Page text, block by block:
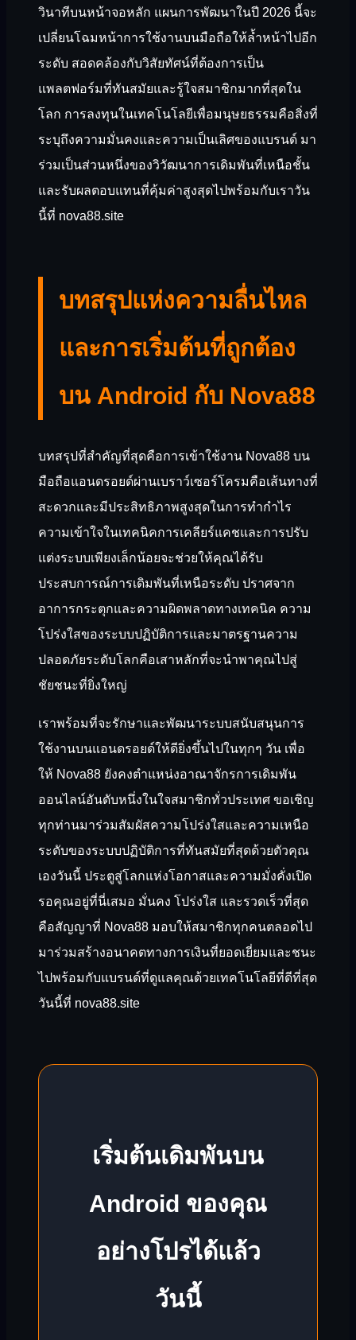
วินาทีบนหน้าจอหลัก แผนการพัฒนาในปี 2026 นี้จะ
เปลี่ยนโฉมหน้าการใช้งานบนมือถือให้ล้ำหน้าไปอีก
ระดับ สอดคล้องกับวิสัยทัศน์ที่ต้องการเป็น
แพลตฟอร์มที่ทันสมัยและรู้ใจสมาชิกมากที่สุดใน
โลก การลงทุนในเทคโนโลยีเพื่อมนุษยธรรมคือสิ่งที่
ระบุถึงความมั่นคงและความเป็นเลิศของแบรนด์ มา
ร่วมเป็นส่วนหนึ่งของวิวัฒนาการเดิมพันที่เหนือชั้น
และรับผลตอบแทนที่คุ้มค่าสูงสุดไปพร้อมกับเราวัน
นี้ที่ nova88.site
บทสรุปแห่งความลื่นไหล
และการเริ่มต้นที่ถูกต้อง
บน Android กับ Nova88
บทสรุปที่สำคัญที่สุดคือการเข้าใช้งาน Nova88 บน
มือถือแอนดรอยด์ผ่านเบราว์เซอร์โครมคือเส้นทางที่
สะดวกและมีประสิทธิภาพสูงสุดในการทำกำไร
ความเข้าใจในเทคนิคการเคลียร์แคชและการปรับ
แต่งระบบเพียงเล็กน้อยจะช่วยให้คุณได้รับ
ประสบการณ์การเดิมพันที่เหนือระดับ ปราศจาก
อาการกระตุกและความผิดพลาดทางเทคนิค ความ
โปร่งใสของระบบปฏิบัติการและมาตรฐานความ
ปลอดภัยระดับโลกคือเสาหลักที่จะนำพาคุณไปสู่
ชัยชนะที่ยิ่งใหญ่
เราพร้อมที่จะรักษาและพัฒนาระบบสนับสนุนการ
ใช้งานบนแอนดรอยด์ให้ดียิ่งขึ้นไปในทุกๆ วัน เพื่อ
ให้ Nova88 ยังคงตำแหน่งอาณาจักรการเดิมพัน
ออนไลน์อันดับหนึ่งในใจสมาชิกทั่วประเทศ ขอเชิญ
ทุกท่านมาร่วมสัมผัสความโปร่งใสและความเหนือ
ระดับของระบบปฏิบัติการที่ทันสมัยที่สุดด้วยตัวคุณ
เองวันนี้ ประตูสู่โลกแห่งโอกาสและความมั่งคั่งเปิด
รอคุณอยู่ที่นี่เสมอ มั่นคง โปร่งใส และรวดเร็วที่สุด
คือสัญญาที่ Nova88 มอบให้สมาชิกทุกคนตลอดไป
มาร่วมสร้างอนาคตทางการเงินที่ยอดเยี่ยมและชนะ
ไปพร้อมกับแบรนด์ที่ดูแลคุณด้วยเทคโนโลยีที่ดีที่สุด
วันนี้ที่ nova88.site
เริ่มต้นเดิมพันบน
Android ของคุณ
อย่างโปรได้แล้ว
วันนี้